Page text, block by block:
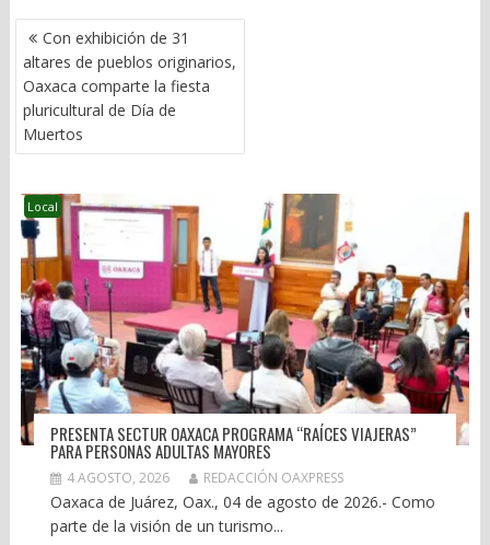
NAVEGACIÓN
DE
ENTRADAS
Con exhibición de 31
altares de pueblos originarios,
Oaxaca comparte la fiesta
pluricultural de Día de
Muertos
Local
PRESENTA SECTUR OAXACA PROGRAMA “RAÍCES VIAJERAS”
PARA PERSONAS ADULTAS MAYORES
4 AGOSTO, 2026 REDACCIÓN OAXPRESS
Oaxaca de Juárez, Oax., 04 de agosto de 2026.- Como
parte de la visión de un turismo...